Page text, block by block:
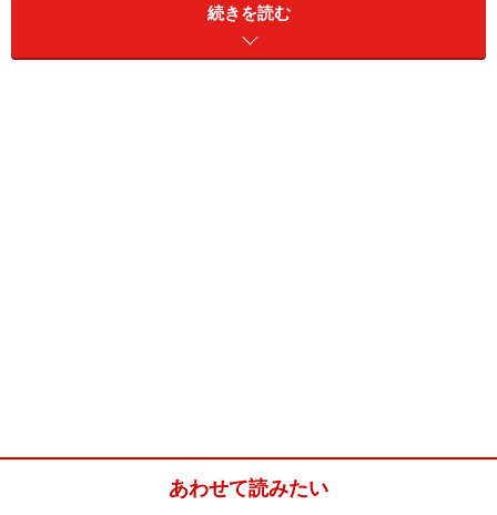
久しぶりのデートなのに、彼女はなんだかイライラして
しまう。彼にしてみたら、仕事が忙しく気持ちにゆとり
続きを読む
あわせて読みたい